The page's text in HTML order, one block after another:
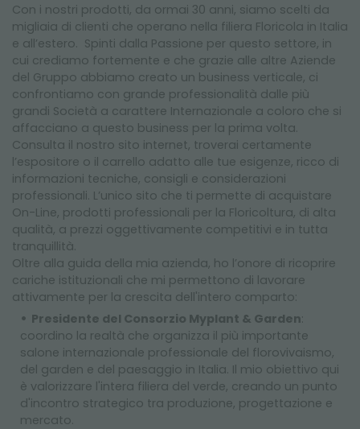
Con i nostri prodotti, da ormai 30 anni, siamo scelti da
migliaia di clienti che operano nella filiera Floricola in Italia
e all’estero. Spinti dalla Passione per questo settore, in
cui crediamo fortemente e che grazie alle altre Aziende
del Gruppo abbiamo creato un business verticale, ci
confrontiamo con grande professionalità dalle più
grandi Società a carattere Internazionale a coloro che si
affacciano a questo business per la prima volta.
Consulta il nostro sito internet, troverai certamente
l’espositore o il carrello adatto alle tue esigenze, ricco di
informazioni tecniche, consigli e considerazioni
professionali. L’unico sito che ti permette di acquistare
On-Line, prodotti professionali per la Floricoltura, di alta
qualità, a prezzi oggettivamente competitivi e in tutta
tranquillità.
Oltre alla guida della mia azienda, ho l’onore di ricoprire
cariche istituzionali che mi permettono di lavorare
attivamente per la crescita dell'intero comparto:
Presidente del Consorzio Myplant & Garden:
coordino la realtà che organizza il più importante
salone internazionale professionale del florovivaismo,
del garden e del paesaggio in Italia. Il mio obiettivo qui
è valorizzare l'intera filiera del verde, creando un punto
d'incontro strategico tra produzione, progettazione e
mercato.